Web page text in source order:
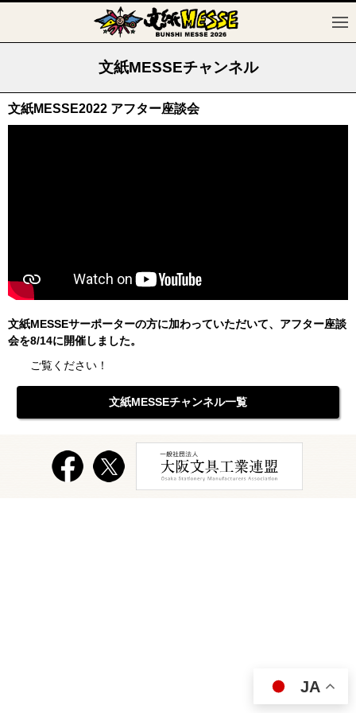
文紙MESSEチャンネル
文紙MESSE2022 アフター座談会
文紙MESSEサーポーターの方に加わっていただいて、アフター座談
会を8/14に開催しました。
ご覧ください！
文紙MESSEチャンネル一覧
JA